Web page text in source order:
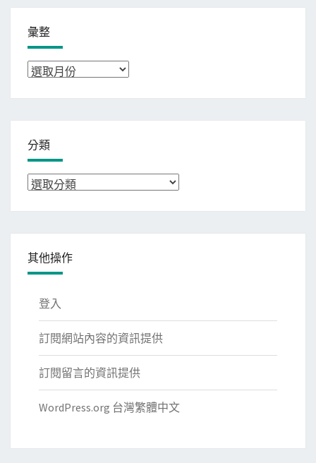
彙整
彙
分類
分
其他操作
登入
訂閱網站內容的資訊提供
訂閱留言的資訊提供
WordPress.org 台灣繁體中文